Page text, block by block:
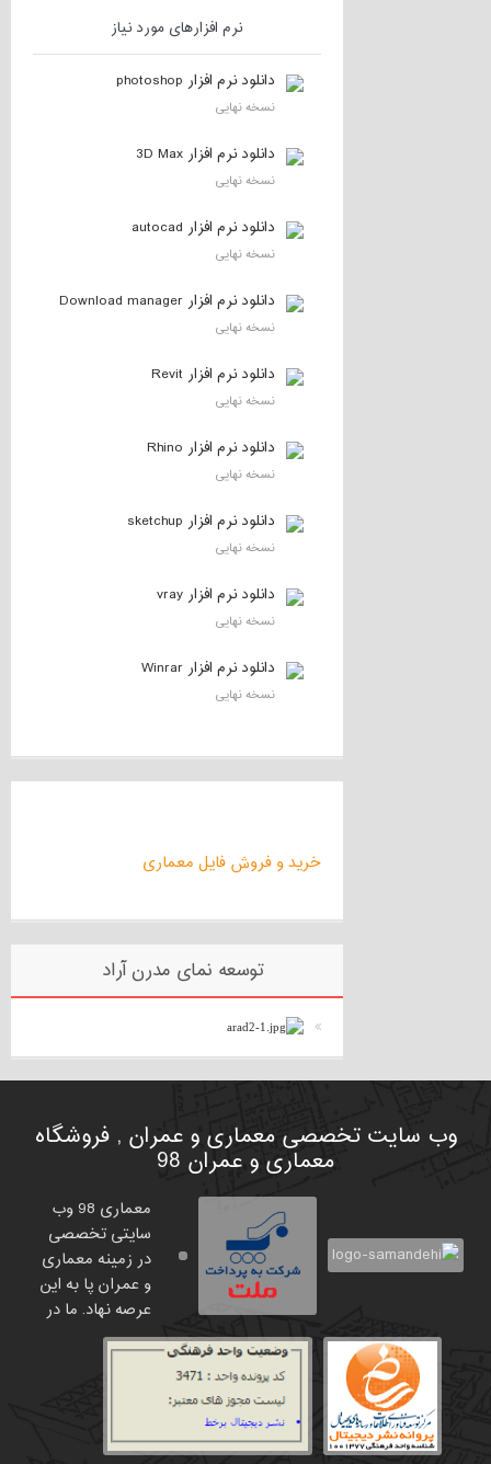
نرم افزارهای مورد نیاز
دانلود نرم افزار photoshop
نسخه نهایی
دانلود نرم افزار 3D Max
نسخه نهایی
دانلود نرم افزار autocad
نسخه نهایی
دانلود نرم افزار Download manager
نسخه نهایی
دانلود نرم افزار Revit
نسخه نهایی
دانلود نرم افزار Rhino
نسخه نهایی
دانلود نرم افزار sketchup
نسخه نهایی
دانلود نرم افزار vray
نسخه نهایی
دانلود نرم افزار Winrar
نسخه نهایی
خرید و فروش فایل معماری
توسعه نمای مدرن آراد
وب سایت تخصصی معماری و عمران , فروشگاه
معماری و عمران 98
معماری 98 وب
سایتی تخصصی
در زمینه معماری
و عمران پا به این
عرصه نهاد. ما در